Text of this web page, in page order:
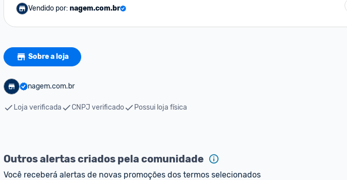
Vendido por: nagem.com.br
Sobre a loja
nagem.com.br
Loja verificada CNPJ verificado Possui loja física
Outros alertas criados pela comunidade
Você receberá alertas de novas promoções dos termos selecionados